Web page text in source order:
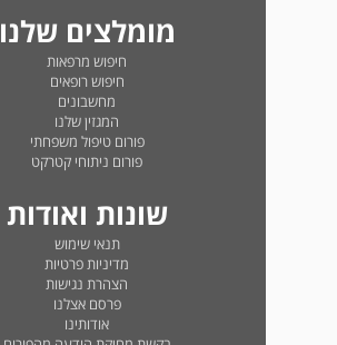
מומלצים שלנו
חיפוש מרפאות
חיפוש רופאים
מחשבונים
המגזין שלנו
פורום טיפול משפחתי
פורום ניתוחי קטרקט
שונות ואודות
תנאי שימוש
מדיניות פרטיות
הצהרת נגישות
פרסם אצלנו
אודותינו